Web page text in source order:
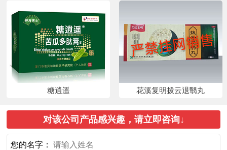
糖逍遥 花溪复明拨云退翳丸
对该公司产品感兴趣，请立即咨询↓
您的名字：